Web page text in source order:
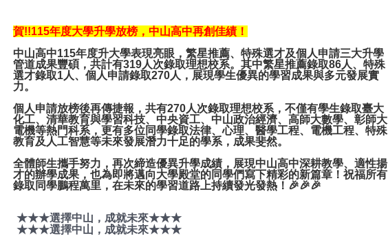
賀!!115年度大學升學放榜，中山高中再創佳績！
中山高中115年度升大學表現亮眼，繁星推薦、特殊選才及個人申請三大升學
管道成果豐碩，共計有319人次錄取理想校系。其中繁星推薦錄取86人、特殊
選才錄取1人、個人申請錄取270人，展現學生優異的學習成果與多元發展實
力。
個人申請放榜後再傳捷報，共有270人次錄取理想校系， 不僅有學生錄取臺大
化工、清華教育與學習科技、中央資工、中山政治經濟、高師大數學、彰師大
電機等熱門科系，更有多位同學錄取法律、心理、醫學工程、電機工程、特殊
教育及人工智慧等未來發展潛力十足的學系，成果斐然。
全體師生攜手努力，再次締造優異升學成績，展現中山高中深耕教學、適性揚
才的辦學成果，也為即將邁向大學殿堂的同學們寫下精彩的新篇章！祝福所有
錄取同學鵬程萬里，在未來的學習道路上持續發光發熱！🎉🎉🎉
★★★選擇中山，成就未來★★★
★★★選擇中山，成就未來★★★